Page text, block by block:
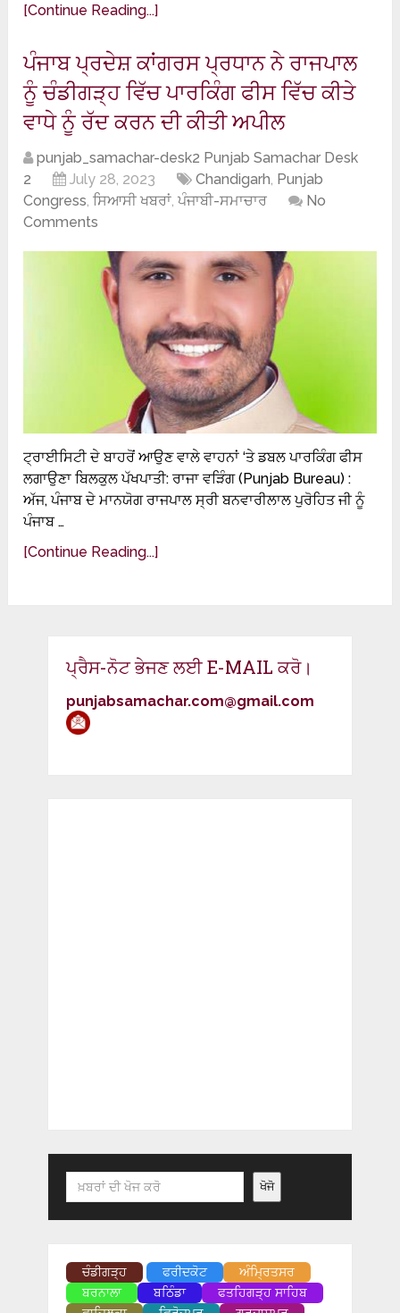
[Continue Reading...]
ਪੰਜਾਬ ਪ੍ਰਦੇਸ਼ ਕਾਂਗਰਸ ਪ੍ਰਧਾਨ ਨੇ ਰਾਜਪਾਲ
ਨੂੰ ਚੰਡੀਗੜ੍ਹ ਵਿੱਚ ਪਾਰਕਿੰਗ ਫੀਸ ਵਿੱਚ ਕੀਤੇ
ਵਾਧੇ ਨੂੰ ਰੱਦ ਕਰਨ ਦੀ ਕੀਤੀ ਅਪੀਲ
punjab_samachar-desk2 Punjab Samachar Desk
2
July 28, 2023 Chandigarh, Punjab
Congress,ਸਿਆਸੀ ਖਬਰਾਂ,ਪੰਜਾਬੀ-ਸਮਾਚਾਰ
No
Comments
ਟ੍ਰਾਈਸਿਟੀ ਦੇ ਬਾਹਰੋਂ ਆਉਣ ਵਾਲੇ ਵਾਹਨਾਂ ‘ਤੇ ਡਬਲ ਪਾਰਕਿੰਗ ਫੀਸ
ਲਗਾਉਣਾ ਬਿਲਕੁਲ ਪੱਖਪਾਤੀ: ਰਾਜਾ ਵੜਿੰਗ (Punjab Bureau) :
ਅੱਜ, ਪੰਜਾਬ ਦੇ ਮਾਨਯੋਗ ਰਾਜਪਾਲ ਸ੍ਰੀ ਬਨਵਾਰੀਲਾਲ ਪੁਰੋਹਿਤ ਜੀ ਨੂੰ
ਪੰਜਾਬ …
[Continue Reading...]
ਪ੍ਰੈਸ-ਨੋਟ ਭੇਜਣ ਲਈ E-MAIL ਕਰੋ।
punjabsamachar.com@gmail.com
Search ਖੋਜੋ
ਚੰਡੀਗੜ੍ਹ ਫਰੀਦਕੋਟ
ਅੰਮ੍ਰਿਤਸਰ
ਬਰਨਾਲਾ
ਬਠਿੰਡਾ
ਫਤਹਿਗੜ੍ਹ ਸਾਹਿਬ